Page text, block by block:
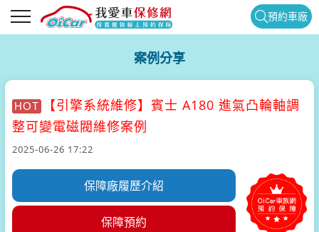
預約車廠
案例分享
HOT 【引擎系統維修】 賓士 A180 進氣凸輪軸調
整可變電磁閥維修案例
2025-06-26 17:22
保障廠履歷介紹
保障預約